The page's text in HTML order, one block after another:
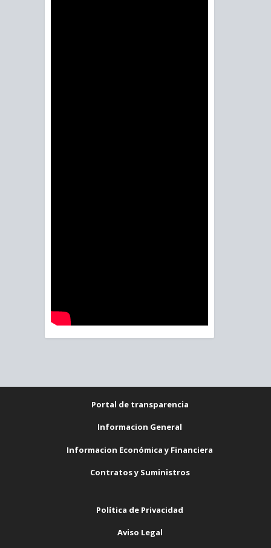
Portal de transparencia
Informacion General
Informacion Económica y Financiera
Contratos y Suministros
Política de Privacidad
Aviso Legal